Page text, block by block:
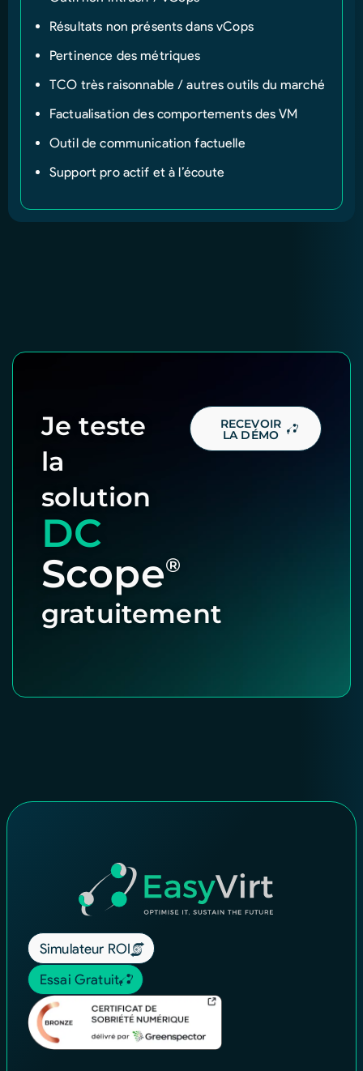
Résultats non présents dans vCops
Pertinence des métriques
TCO très raisonnable / autres outils du marché
Factualisation des comportements des VM
Outil de communication factuelle
Support pro actif et à l’écoute
Je teste
la
solution
DC
Scope®
gratuitement
RECEVOIR
LA DÉMO
Simulateur ROI
Essai Gratuit